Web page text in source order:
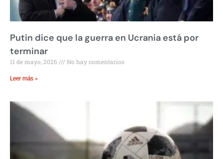
Putin dice que la guerra en Ucrania está por
terminar
11 de mayo, 2026 No hay comentarios
Leer más »